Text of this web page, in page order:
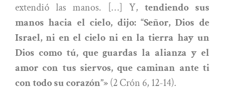
extendió las manos. […] Y, tendiendo sus
manos hacia el cielo, dijo: “Señor, Dios de
Israel, ni en el cielo ni en la tierra hay un
Dios como tú, que guardas la alianza y el
amor con tus siervos, que caminan ante ti
con todo su corazón”»(2 Crón 6, 12-14).